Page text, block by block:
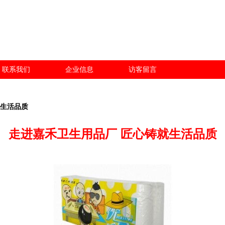
联系我们 企业信息 访客留言
活品质
走进嘉禾卫生用品厂 匠心铸就生活品质